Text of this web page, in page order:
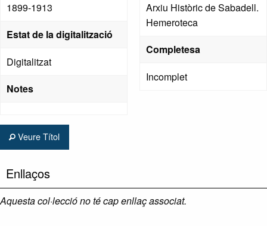
1899-1913
Estat de la digitalització
Digitalitzat
Notes
Arxiu Històric de Sabadell.
Hemeroteca
Completesa
Incomplet
Veure Títol
Enllaços
Aquesta col·lecció no té cap enllaç associat.